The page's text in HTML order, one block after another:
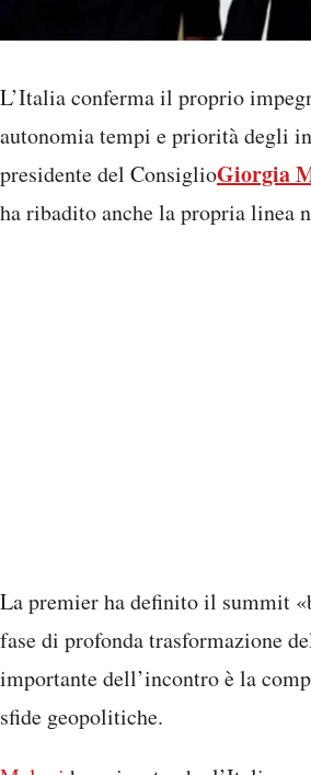
L’Italia conferma il proprio
autonomia tempi e priorità degli
presidente del ConsiglioGiorgia
ha ribadito anche la propria linea
La premier ha definito il summit
fase di profonda trasformazione
importante dell’incontro è la
sfide geopolitiche.